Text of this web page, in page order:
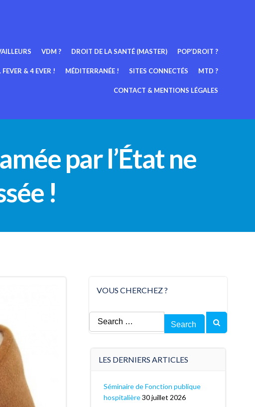
VDM ? DROIT DE LA SANTÉ (MASTER) POP’DROIT ?
FEVER & 4 EVER ! MÉDITERRANÉE ! SITES CONNECTÉS MTD ?
CONTACT & MENTIONS LÉGALES
par l’État ne
!
VOUS CHERCHEZ ?
Search
for:
LES DERNIERS ARTICLES
Séminaire de Fonction publique
hospitalière 30 juillet 2026